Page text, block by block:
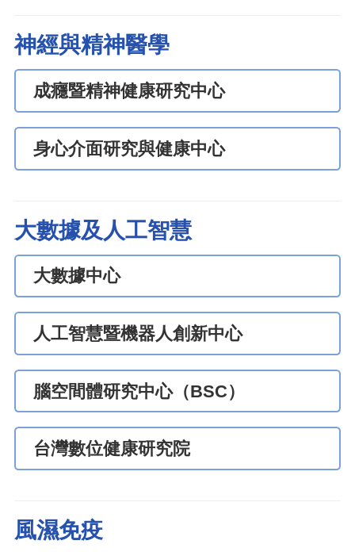
神經與精神醫學
成癮暨精神健康研究中心
身心介面研究與健康中心
大數據及人工智慧
大數據中心
人工智慧暨機器人創新中心
腦空間體研究中心（BSC）
台灣數位健康研究院
風濕免疫